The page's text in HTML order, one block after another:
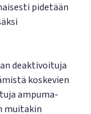
pidetään
deaktivoituja
koskevien
ampuma-
muitakin